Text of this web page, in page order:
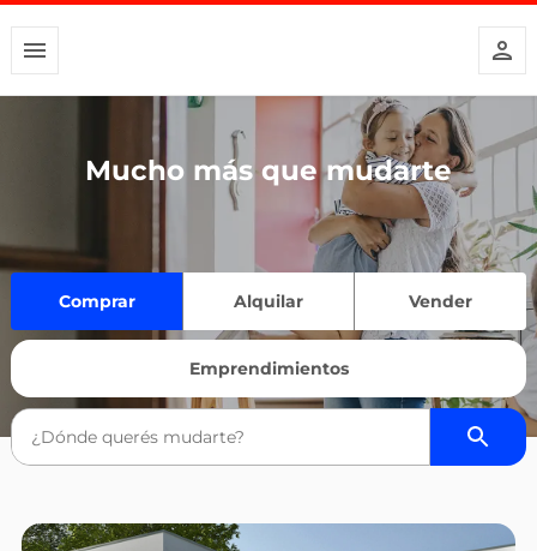
Mucho más que mudarte
Comprar Alquilar Vender
Emprendimientos